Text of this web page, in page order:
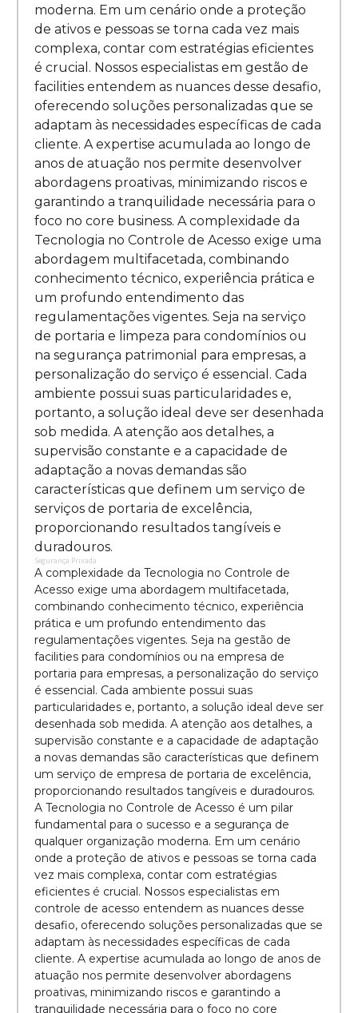
moderna. Em um cenário onde a proteção
de ativos e pessoas se torna cada vez mais
complexa, contar com estratégias eficientes
é crucial. Nossos especialistas em gestão de
facilities entendem as nuances desse desafio,
oferecendo soluções personalizadas que se
adaptam às necessidades específicas de cada
cliente. A expertise acumulada ao longo de
anos de atuação nos permite desenvolver
abordagens proativas, minimizando riscos e
garantindo a tranquilidade necessária para o
foco no core business. A complexidade da
Tecnologia no Controle de Acesso exige uma
abordagem multifacetada, combinando
conhecimento técnico, experiência prática e
um profundo entendimento das
regulamentações vigentes. Seja na serviço
de portaria e limpeza para condomínios ou
na segurança patrimonial para empresas, a
personalização do serviço é essencial. Cada
ambiente possui suas particularidades e,
portanto, a solução ideal deve ser desenhada
sob medida. A atenção aos detalhes, a
supervisão constante e a capacidade de
adaptação a novas demandas são
características que definem um serviço de
serviços de portaria de excelência,
proporcionando resultados tangíveis e
duradouros.
Segurança Privada
A complexidade da Tecnologia no Controle de
Acesso exige uma abordagem multifacetada,
combinando conhecimento técnico, experiência
prática e um profundo entendimento das
regulamentações vigentes. Seja na gestão de
facilities para condomínios ou na empresa de
portaria para empresas, a personalização do serviço
é essencial. Cada ambiente possui suas
particularidades e, portanto, a solução ideal deve ser
desenhada sob medida. A atenção aos detalhes, a
supervisão constante e a capacidade de adaptação
a novas demandas são características que definem
um serviço de empresa de portaria de excelência,
proporcionando resultados tangíveis e duradouros.
A Tecnologia no Controle de Acesso é um pilar
fundamental para o sucesso e a segurança de
qualquer organização moderna. Em um cenário
onde a proteção de ativos e pessoas se torna cada
vez mais complexa, contar com estratégias
eficientes é crucial. Nossos especialistas em
controle de acesso entendem as nuances desse
desafio, oferecendo soluções personalizadas que se
adaptam às necessidades específicas de cada
cliente. A expertise acumulada ao longo de anos de
atuação nos permite desenvolver abordagens
proativas, minimizando riscos e garantindo a
tranquilidade necessária para o foco no core